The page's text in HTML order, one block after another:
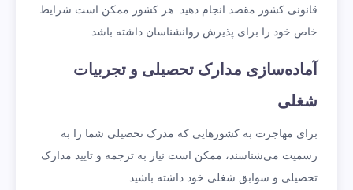
قانونی کشور مقصد انجام دهید. هر کشور ممکن است شرایط
خاص خود را برای پذیرش روانشناسان داشته باشد.
آماده‌سازی مدارک تحصیلی و تجربیات
شغلی
برای مهاجرت به کشورهایی که مدرک تحصیلی شما را به
رسمیت می‌شناسند، ممکن است نیاز به ترجمه و تایید مدارک
تحصیلی و سوابق شغلی خود داشته باشید.